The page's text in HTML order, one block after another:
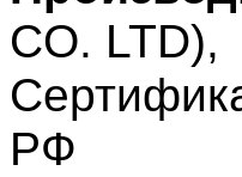
CO. LTD),
РФ